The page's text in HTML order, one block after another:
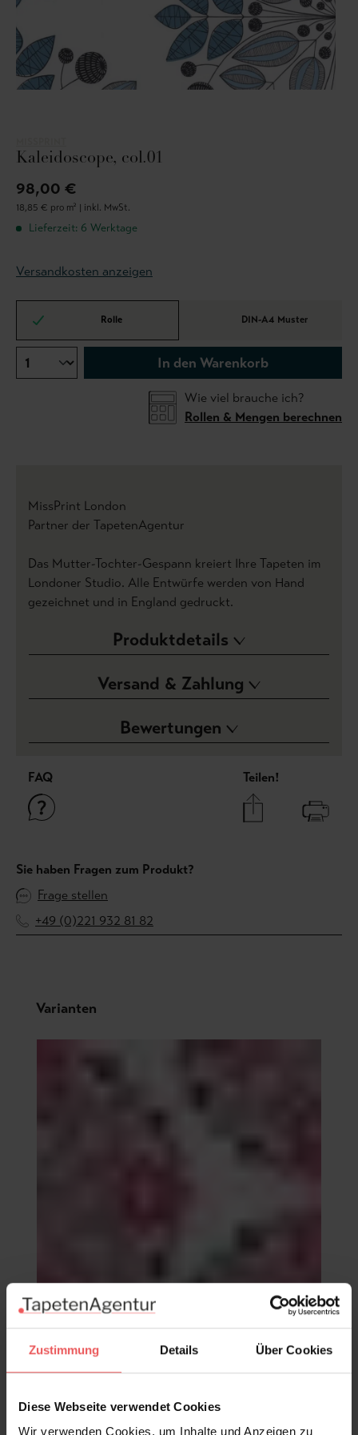
Zustimmung Details Über Cookies
Diese Webseite verwendet Cookies
Wir verwenden Cookies, um Inhalte und Anzeigen zu
Kaleidoscope, col.01
98,00 €
18,85 € pro m² | inkl. MwSt.
Lieferzeit: 6 Werktage
Versandkosten anzeigen
Rolle DIN-A4 Muster
In den Warenkorb
Wie viel brauche ich?
Rollen & Mengen berechnen
MissPrint London
Partner der TapetenAgentur
Das Mutter-Tochter-Gespann kreiert Ihre Tapeten im
Londoner Studio. Alle Entwürfe werden von Hand
gezeichnet und in England gedruckt.
Produktdetails
Versand & Zahlung
Bewertungen
FAQ Teilen!
Sie haben Fragen zum Produkt?
Frage stellen
+49 (0)221 932 81 82
Produktgalerie überspringen
Varianten
Kaleidoscope, col.06